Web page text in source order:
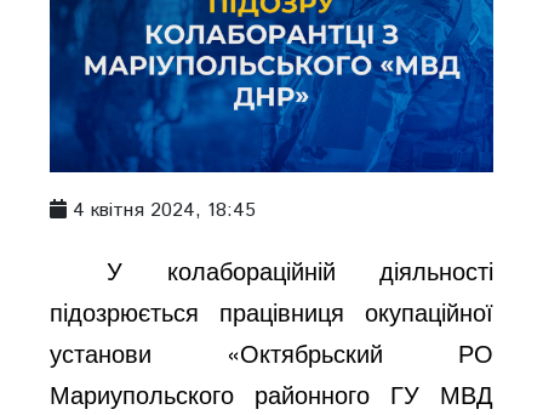
4 квітня 2024, 18:45
У колабораційній діяльності
підозрюється працівниця окупаційної
установи «Октябрьский РО
Мариупольского районного ГУ МВД